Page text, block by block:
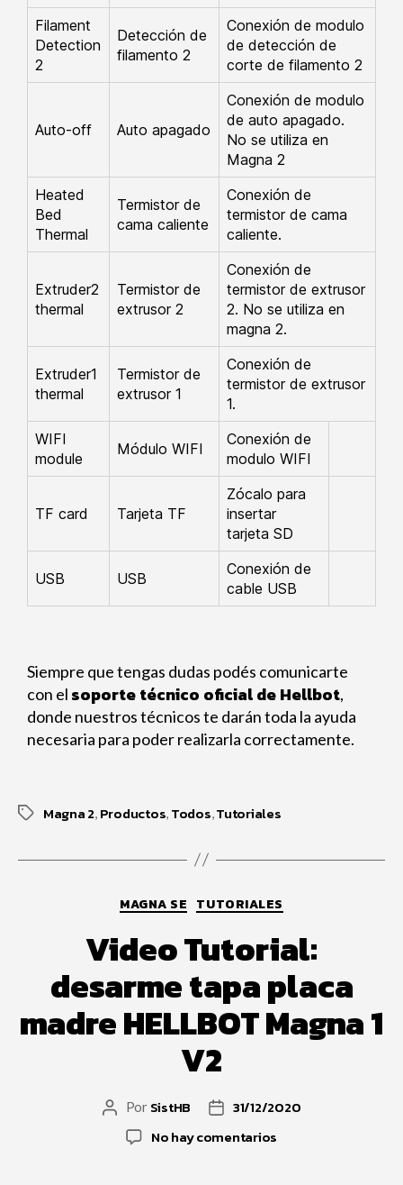
Filament
Detection
2
Detección de
filamento 2
Conexión de modulo
de detección de
corte de filamento 2
Auto-off Auto apagado
Conexión de modulo
de auto apagado.
No se utiliza en
Magna 2
Heated
Bed
Thermal
Termistor de
cama caliente
Conexión de
termistor de cama
caliente.
Extruder2
thermal
Termistor de
extrusor 2
Conexión de
termistor de extrusor
2. No se utiliza en
magna 2.
Extruder1
thermal
Termistor de
extrusor 1
Conexión de
termistor de extrusor
1.
WIFI
module
Módulo WIFI
Conexión de
modulo WIFI
TF card Tarjeta TF
Zócalo para
insertar
tarjeta SD
USB USB
Conexión de
cable USB
Siempre que tengas dudas podés comunicarte
con el soporte técnico oficial de Hellbot,
donde nuestros técnicos te darán toda la ayuda
necesaria para poder realizarla correctamente.
Magna 2, Productos, Todos,Tutoriales
MAGNA SE TUTORIALES
Video Tutorial:
desarme tapa placa
madre HELLBOT Magna 1
V2
Por SistHB
31/12/2020
No hay comentarios